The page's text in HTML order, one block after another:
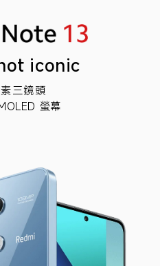
iconic
三鏡頭
螢幕